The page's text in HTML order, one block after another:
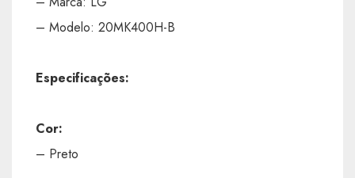
– Modelo: 20MK400H-B
Especificações:
Cor:
– Preto